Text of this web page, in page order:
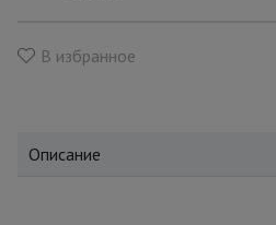
В избранное
Описание